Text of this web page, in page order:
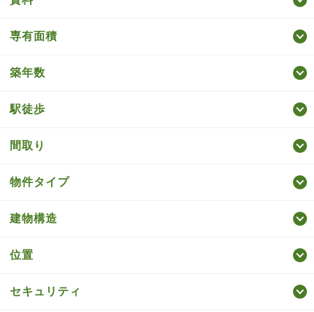
専有面積
築年数
駅徒歩
間取り
物件タイプ
建物構造
位置
セキュリティ